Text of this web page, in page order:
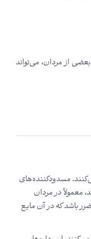
از مردان، می‌تواند
مسدودکننده‌های
معمولاً در مردان
باشد که در آن مایع